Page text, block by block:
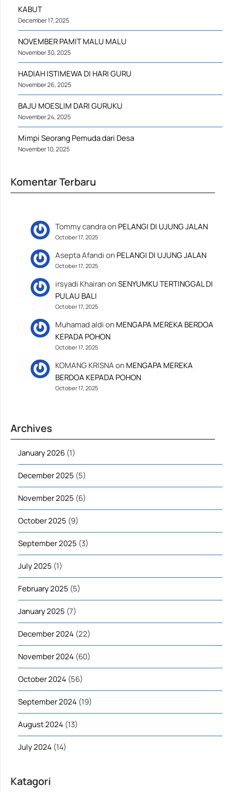
KABUT
December 17, 2025
NOVEMBER PAMIT MALU MALU
November 30, 2025
HADIAH ISTIMEWA DI HARI GURU
November 26, 2025
BAJU MOESLIM DARI GURUKU
November 24, 2025
Mimpi Seorang Pemuda dari Desa
November 10, 2025
Komentar Terbaru
Tommy candraon PELANGI DI UJUNG JALAN
October 17, 2025
Asepta Afandion PELANGI DI UJUNG JALAN
October 17, 2025
irsyadi KhairanonSENYUMKU TERTINGGAL DI
PULAU BALI
October 17, 2025
Muhamad aldion MENGAPA MEREKA BERDOA
KEPADA POHON
October 17, 2025
KOMANG KRISNAon MENGAPA MEREKA
BERDOA KEPADA POHON
October 17, 2025
Archives
January 2026 (1)
December 2025 (5)
November 2025 (6)
October 2025 (9)
September 2025 (3)
July 2025 (1)
February 2025 (5)
January 2025 (7)
December 2024 (22)
November 2024 (60)
October 2024 (56)
September 2024 (19)
August 2024 (13)
July 2024 (14)
Katagori